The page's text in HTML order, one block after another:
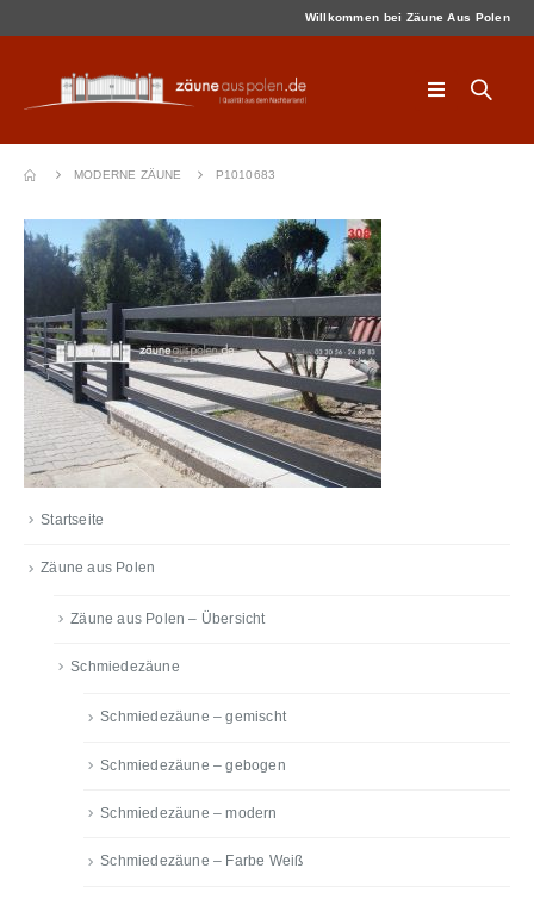
Willkommen bei Zäune Aus Polen
MODERNE ZÄUNE P1010683
Startseite
Zäune aus Polen
Zäune aus Polen – Übersicht
Schmiedezäune
Schmiedezäune – gemischt
Schmiedezäune – gebogen
Schmiedezäune – modern
Schmiedezäune – Farbe Weiß